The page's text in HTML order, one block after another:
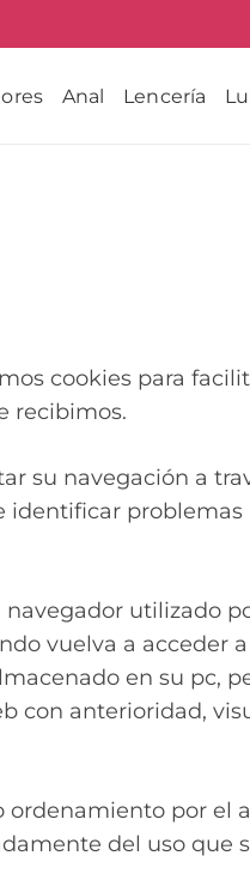
Anal Lencería
cookies para
recibimos.
su navegación a
utilizado
vuelva a acceder
en su pc,
anterioridad,
por el
del uso que